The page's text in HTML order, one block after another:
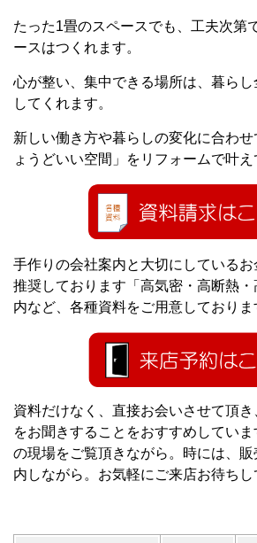
たった1畳のスペースでも、工夫次第
ースはつくれます。
心が整い、集中できる場所は、暮ら
してくれます。
新しい働き方や暮らしの変化に合わ
ょうどいい空間」をリフォームで叶え
手作りの会社案内と大切にしているお
推奨しております「高気密・高断熱
内など、各種資料をご用意しておりま
資料だけなく、直接お会いさせて頂
をお聞きすることをおすすめしてい
の現場をご覧頂きながら。時には、
内しながら。お気軽にご来店お待ちし